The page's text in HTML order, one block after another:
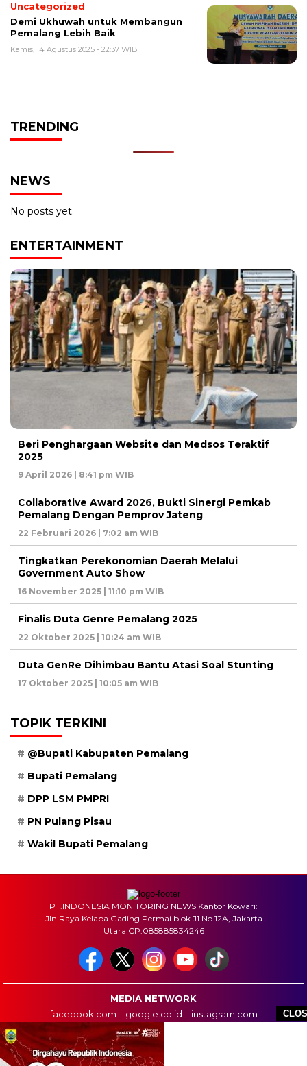
Uncategorized
Demi Ukhuwah untuk Membangun
Pemalang Lebih Baik
Kamis, 14 Agustus 2025 - 22:37 WIB
TRENDING
NEWS
No posts yet.
ENTERTAINMENT
Beri Penghargaan Website dan Medsos Teraktif
2025
9 April 2026 | 8:41 pm WIB
Collaborative Award 2026, Bukti Sinergi Pemkab
Pemalang Dengan Pemprov Jateng
22 Februari 2026 | 7:02 am WIB
Tingkatkan Perekonomian Daerah Melalui
Government Auto Show
16 November 2025 | 11:10 pm WIB
Finalis Duta Genre Pemalang 2025
22 Oktober 2025 | 10:24 am WIB
Duta GenRe Dihimbau Bantu Atasi Soal Stunting
17 Oktober 2025 | 10:05 am WIB
TOPIK TERKINI
@Bupati Kabupaten Pemalang
Bupati Pemalang
DPP LSM PMPRI
PN Pulang Pisau
Wakil Bupati Pemalang
PT.INDONESIA MONITORING NEWS Kantor Kowari:
Jln Raya Kelapa Gading Permai blok J1 No.12A, Jakarta
Utara CP.085885834246
MEDIA NETWORK
facebook.com
google.co.id
instagram.com
web.whatsapp.com
HOME BOX REDAKSI